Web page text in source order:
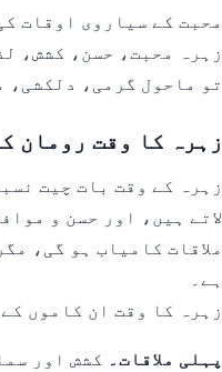
محبت کے سیاروی اوقات
زہرہ محبت، حسن، کشش،
تو ماحول گرمی، دلکشی،
زہرہ کا وقت رومان
زہرہ کے وقت بات چیت
لاتے ہیں، اور حسن و
ملاقات کامیاب ہو گی،
ہے۔
زہرہ کا وقت ان کاموں
پہلی ملاقات۔ کشش اور